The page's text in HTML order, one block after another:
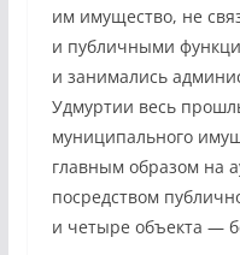
им имущество, не
и публичными
и занимались
Удмуртии весь
муниципального
главным образом на
посредством
и четыре объекта —